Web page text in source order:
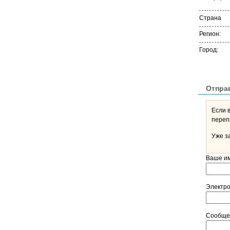
Страна
Регион:
Город:
Если
Уже
Ваше